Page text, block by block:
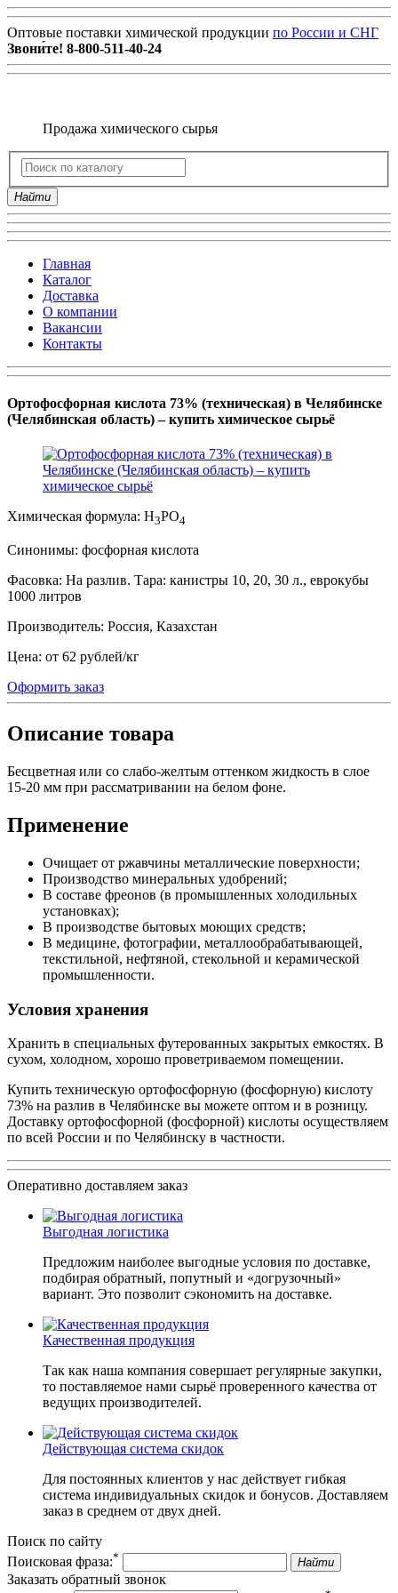
Оптовые поставки химической продукции по России и СНГ
Звони́те! 8-800-511-40-24
Продажа химического сырья
Найти
Главная
Каталог
Доставка
О компании
Вакансии
Контакты
Ортофосфорная кислота 73% (техническая) в Челябинске
(Челябинская область) – купить химическое сырьё
Химическая формула: H3PO4
Синонимы: фосфорная кислота
Фасовка: На разлив. Тара: канистры 10, 20, 30 л., еврокубы
1000 литров
Производитель: Россия, Казахстан
Цена: от 62 рублей/кг
Оформить заказ
Описание товара
Бесцветная или со слабо-желтым оттенком жидкость в слое
15-20 мм при рассматривании на белом фоне.
Применение
Очищает от ржавчины металлические поверхности;
Производство минеральных удобрений;
В составе фреонов (в промышленных холодильных
установках);
В производстве бытовых моющих средств;
В медицине, фотографии, металлообрабатывающей,
текстильной, нефтяной, стекольной и керамической
промышленности.
Условия хранения
Хранить в специальных футерованных закрытых емкостях. В
сухом, холодном, хорошо проветриваемом помещении.
Купить техническую ортофосфорную (фосфорную) кислоту
73% на разлив в Челябинске вы можете оптом и в розницу.
Доставку ортофосфорной (фосфорной) кислоты осуществляем
по всей России и по Челябинску в частности.
Оперативно доставляем заказ
Выгодная логистика
Предложим наиболее выгодные условия по доставке,
подбирая обратный, попутный и «догрузочный»
вариант. Это позволит сэкономить на доставке.
Качественная продукция
Так как наша компания совершает регулярные закупки,
то поставляемое нами сырьё проверенного качества от
ведущих производителей.
Действующая система скидок
Для постоянных клиентов у нас действует гибкая
система индивидуальных скидок и бонусов. Доставляем
заказ в среднем от двух дней.
Поиск по сайту
Поисковая фраза:* Найти
Заказать обратный звонок